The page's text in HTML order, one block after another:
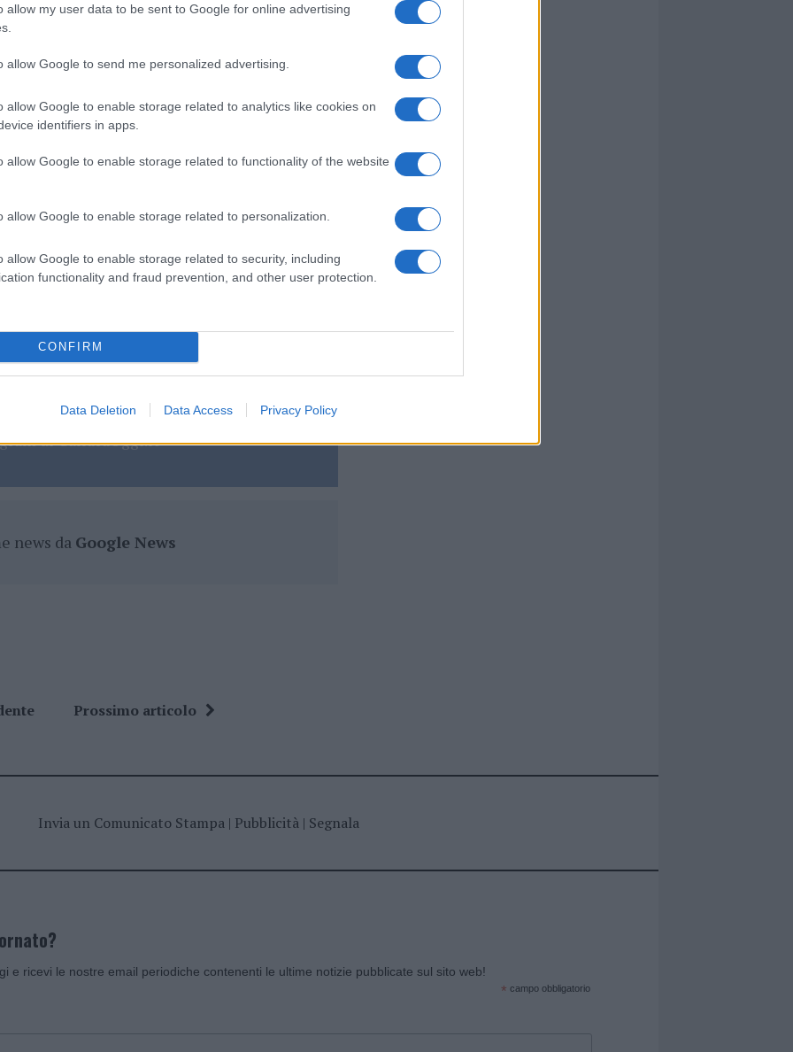
allow my user data to be sent to Google for online advertising
allow Google to send me personalized advertising.
allow Google to enable storage related to analytics like cookies on
identifiers in apps.
allow Google to enable storage related to functionality of the website
allow Google to enable storage related to personalization.
allow Google to enable storage related to security, including
functionality and fraud prevention, and other user protection.
CONFIRM
Data Deletion Data Access Privacy Policy
nella sezione
Ocean Olbia
i tuoi video e le tue foto
+39 345 356 7512
di GalluraOggi.it
news da Google News
Prossimo articolo
Invia un Comunicato Stampa| Pubblicità| Segnala
e ricevi le nostre email periodiche contenenti le ultime notizie pubblicate sul sito web!
* campo obbligatorio